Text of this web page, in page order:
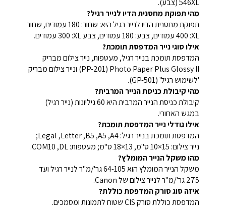
546XL (צבע).
מהי תפוקת מחסנית הדיו לנייר רגיל?
תפוקת מחסנית הדיו לנייר רגיל היא: שחור: 180 עמודים, שחור
XL‏: 400 עמודים, צבע: 180 עמודים, צבע XL‏: 300 עמודים.
אילו סוגי נייר המדפסת תומכת?
המדפסת תומכת בנייר רגיל, מעטפות, נייר צילום מבריק
Photo Paper Plus Glossy II ‏(PP-201) ונייר צילום מבריק
'לשימוש רגיל' (GP-501).
מהי קיבולת כניסת הנייר המרבית?
קיבולת כניסת הנייר המרבית היא 60 גיליונות (נייר רגיל)
במגש האחורי.
אילו גודלי נייר המדפסת תומכת?
המדפסת תומכת בנייר רגיל: A4‏, A5‏, B5‏, Letter‏, Legal;
נייר צילום: ‎10×15 ס"מ, 13×18 ס"מ; מעטפות: DL‏, COM10.
מהו משקל הנייר המומלץ?
משקל הנייר המומלץ הוא 64-105 גר'/מ"ר לנייר רגיל ועד
275 גר'/מ"ר לנייר צילום של Canon.
איזה סוג סורק המדפסת כוללת?
המדפסת כוללת סורק CIS שטוח לתמונות ומסמכים.